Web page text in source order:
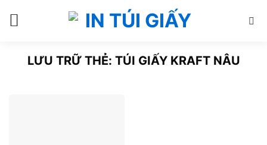
LƯU TRỮ THẺ: TÚI GIẤY KRAFT NÂU